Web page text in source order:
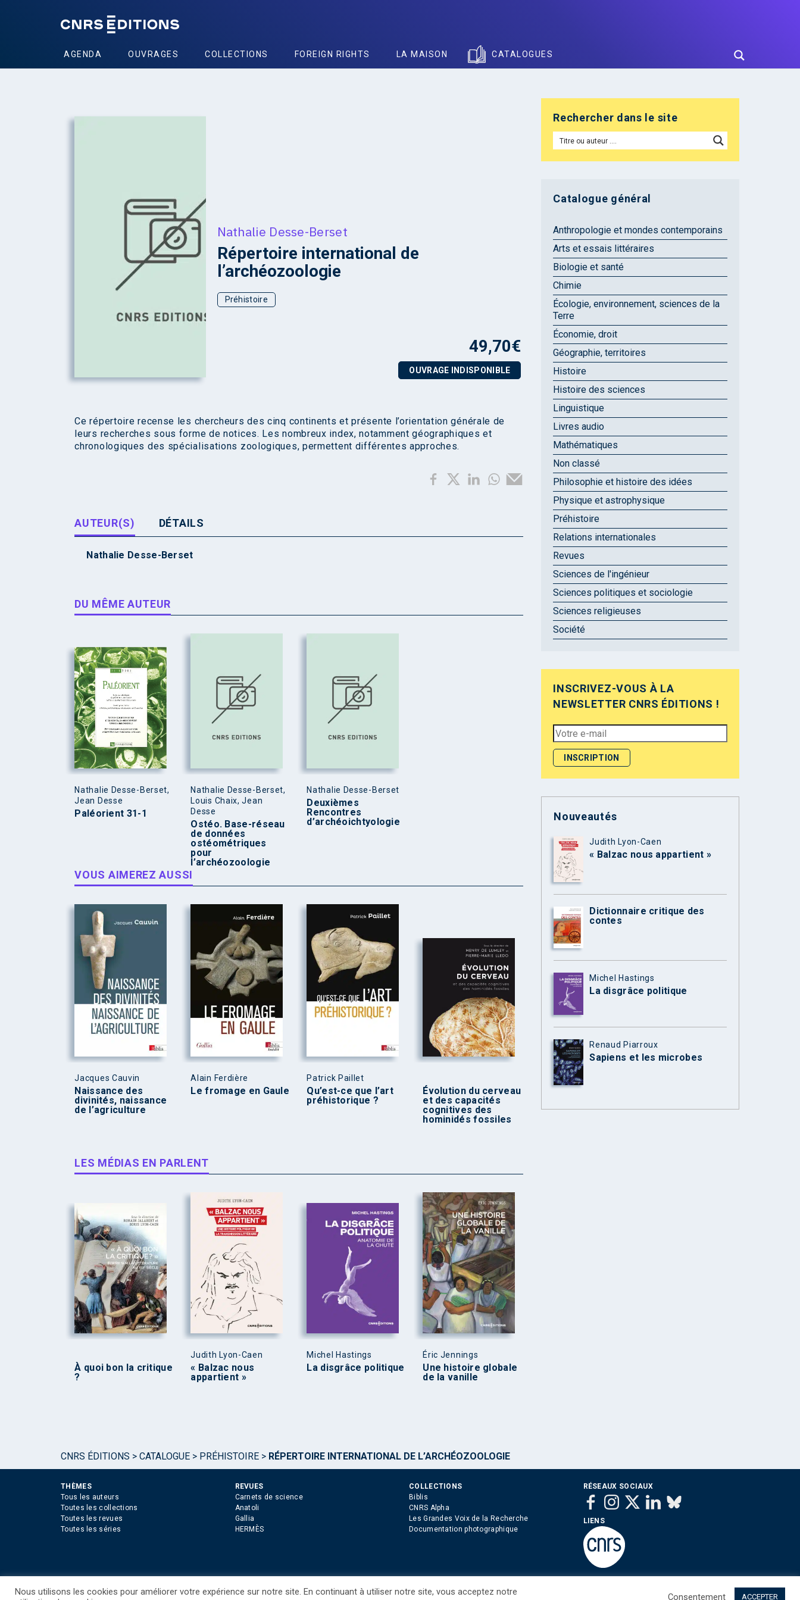
AGENDA OUVRAGES COLLECTIONS FOREIGN RIGHTS LA MAISON CATALOGUES
Nathalie Desse-Berset
Répertoire international de
l’archéozoologie
Préhistoire
49,70€
OUVRAGE INDISPONIBLE
Ce répertoire recense les chercheurs des cinq continents et présente l’orientation générale de
leurs recherches sous forme de notices. Les nombreux index, notamment géographiques et
chronologiques des spécialisations zoologiques, permettent différentes approches.
AUTEUR(S) DÉTAILS
Nathalie Desse-Berset
DU MÊME AUTEUR
Nathalie Desse-Berset,
Jean Desse
Paléorient 31-1
Nathalie Desse-Berset,
Louis Chaix, Jean
Desse
Ostéo. Base-réseau
de données
ostéométriques
pour
l’archéozoologie
Nathalie Desse-Berset
Deuxièmes
Rencontres
d’archéoichtyologie
VOUS AIMEREZ AUSSI
Jacques Cauvin
Naissance des
divinités, naissance
de l’agriculture
Alain Ferdière
Le fromage en Gaule
Patrick Paillet
Qu’est-ce que l’art
préhistorique ?
Évolution du cerveau
et des capacités
cognitives des
hominidés fossiles
LES MÉDIAS EN PARLENT
À quoi bon la critique
?
Judith Lyon-Caen
« Balzac nous
appartient »
Michel Hastings
La disgrâce politique
Éric Jennings
Une histoire globale
de la vanille
Rechercher dans le site
Catalogue général
Anthropologie et mondes contemporains
Arts et essais littéraires
Biologie et santé
Chimie
Écologie, environnement, sciences de la
Terre
Économie, droit
Géographie, territoires
Histoire
Histoire des sciences
Linguistique
Livres audio
Mathématiques
Non classé
Philosophie et histoire des idées
Physique et astrophysique
Préhistoire
Relations internationales
Revues
Sciences de l'ingénieur
Sciences politiques et sociologie
Sciences religieuses
Société
INSCRIVEZ-VOUS À LA
NEWSLETTER CNRS ÉDITIONS !
Nouveautés
Judith Lyon-Caen
« Balzac nous appartient »
Dictionnaire critique des
contes
Michel Hastings
La disgrâce politique
Renaud Piarroux
Sapiens et les microbes
CNRS ÉDITIONS > CATALOGUE > PRÉHISTOIRE > RÉPERTOIRE INTERNATIONAL DE L’ARCHÉOZOOLOGIE
THÈMES
Tous les auteurs
Toutes les collections
Toutes les revues
Toutes les séries
REVUES
Carnets de science
Anatoli
Gallia
HERMÈS
COLLECTIONS
Biblis
CNRS Alpha
Les Grandes Voix de la Recherche
Documentation photographique
RÉSEAUX SOCIAUX
LIENS
Nous utilisons les cookies pour améliorer votre expérience sur notre site. En continuant à utiliser notre site, vous acceptez notre
Consentement ACCEPTER